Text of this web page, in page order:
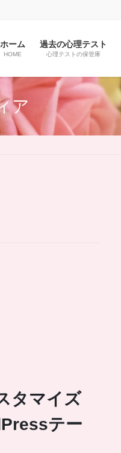
ホーム
HOME
過去の心理テスト
心理テストの保管庫
ア
タマイズ
テー